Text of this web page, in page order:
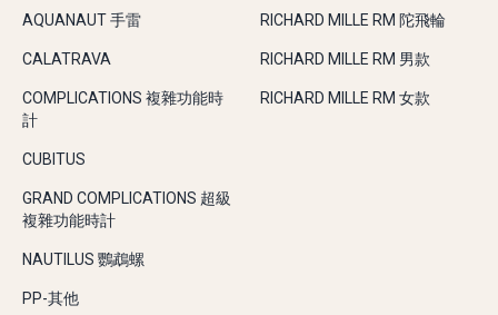
AQUANAUT 手雷
CALATRAVA
COMPLICATIONS 複雜功能時
計
CUBITUS
GRAND COMPLICATIONS 超級
複雜功能時計
NAUTILUS 鸚鵡螺
PP-其他
RICHARD MILLE RM 陀飛輪
RICHARD MILLE RM 男款
RICHARD MILLE RM 女款